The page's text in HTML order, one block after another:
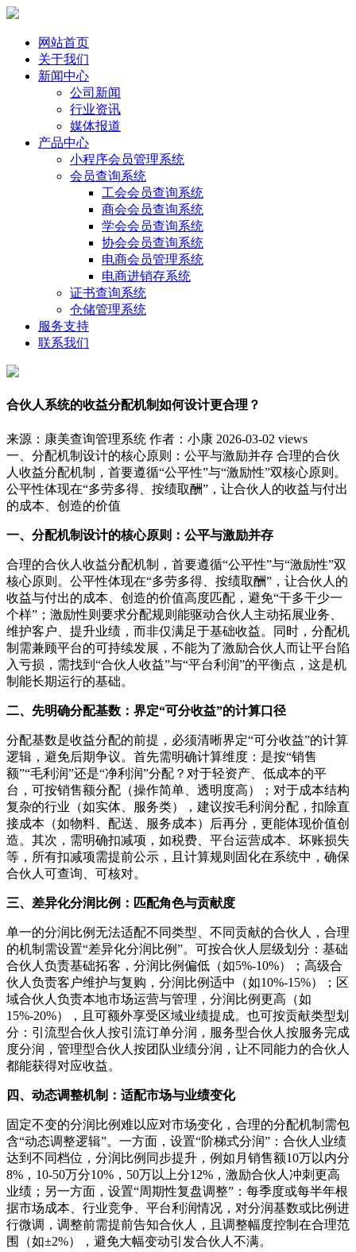
网站首页
关于我们
新闻中心
公司新闻
行业资讯
媒体报道
产品中心
小程序会员管理系统
会员查询系统
工会会员查询系统
商会会员查询系统
学会会员查询系统
协会会员查询系统
电商会员管理系统
电商进销存系统
证书查询系统
仓储管理系统
服务支持
联系我们
合伙人系统的收益分配机制如何设计更合理？
来源：康美查询管理系统 作者：小康 2026-03-02 views
一、分配机制设计的核心原则：公平与激励并存 合理的合伙
人收益分配机制，首要遵循“公平性”与“激励性”双核心原则。
公平性体现在“多劳多得、按绩取酬”，让合伙人的收益与付出
的成本、创造的价值
一、分配机制设计的核心原则：公平与激励并存
合理的合伙人收益分配机制，首要遵循“公平性”与“激励性”双
核心原则。公平性体现在“多劳多得、按绩取酬”，让合伙人的
收益与付出的成本、创造的价值高度匹配，避免“干多干少一
个样”；激励性则要求分配规则能驱动合伙人主动拓展业务、
维护客户、提升业绩，而非仅满足于基础收益。同时，分配机
制需兼顾平台的可持续发展，不能为了激励合伙人而让平台陷
入亏损，需找到“合伙人收益”与“平台利润”的平衡点，这是机
制能长期运行的基础。
二、先明确分配基数：界定“可分收益”的计算口径
分配基数是收益分配的前提，必须清晰界定“可分收益”的计算
逻辑，避免后期争议。首先需明确计算维度：是按“销售
额”“毛利润”还是“净利润”分配？对于轻资产、低成本的平
台，可按销售额分配（操作简单、透明度高）；对于成本结构
复杂的行业（如实体、服务类），建议按毛利润分配，扣除直
接成本（如物料、配送、服务成本）后再分，更能体现价值创
造。其次，需明确扣减项，如税费、平台运营成本、坏账损失
等，所有扣减项需提前公示，且计算规则固化在系统中，确保
合伙人可查询、可核对。
三、差异化分润比例：匹配角色与贡献度
单一的分润比例无法适配不同类型、不同贡献的合伙人，合理
的机制需设置“差异化分润比例”。可按合伙人层级划分：基础
合伙人负责基础拓客，分润比例偏低（如5%-10%）；高级合
伙人负责客户维护与复购，分润比例适中（如10%-15%）；区
域合伙人负责本地市场运营与管理，分润比例更高（如
15%-20%），且可额外享受区域业绩提成。也可按贡献类型划
分：引流型合伙人按引流订单分润，服务型合伙人按服务完成
度分润，管理型合伙人按团队业绩分润，让不同能力的合伙人
都能获得对应收益。
四、动态调整机制：适配市场与业绩变化
固定不变的分润比例难以应对市场变化，合理的分配机制需包
含“动态调整逻辑”。一方面，设置“阶梯式分润”：合伙人业绩
达到不同档位，分润比例同步提升，例如月销售额10万以内分
8%，10-50万分10%，50万以上分12%，激励合伙人冲刺更高
业绩；另一方面，设置“周期性复盘调整”：每季度或每半年根
据市场成本、行业竞争、平台利润情况，对分润基数或比例进
行微调，调整前需提前告知合伙人，且调整幅度控制在合理范
围（如±2%），避免大幅变动引发合伙人不满。